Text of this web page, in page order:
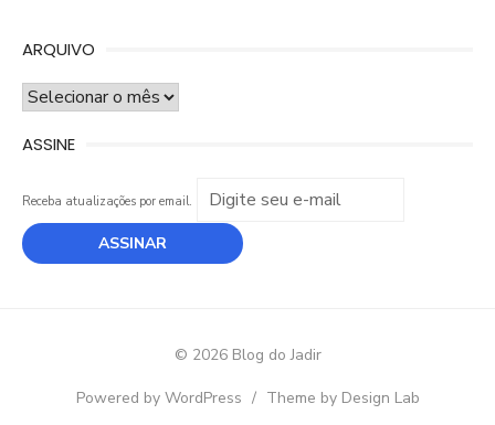
ARQUIVO
ARQUIVO
ASSINE
Receba atualizações por email.
© 2026 Blog do Jadir
Powered by WordPress / Theme by Design Lab